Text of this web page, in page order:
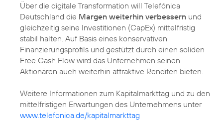
Über die digitale Transformation will Telefónica
Deutschland die Margen weiterhin verbessern und
gleichzeitig seine Investitionen (CapEx) mittelfristig
stabil halten. Auf Basis eines konservativen
Finanzierungsprofils und gestützt durch einen soliden
Free Cash Flow wird das Unternehmen seinen
Aktionären auch weiterhin attraktive Renditen bieten.
Weitere Informationen zum Kapitalmarkttag und zu den
mittelfristigen Erwartungen des Unternehmens unter
www.telefonica.de/kapitalmarkttag